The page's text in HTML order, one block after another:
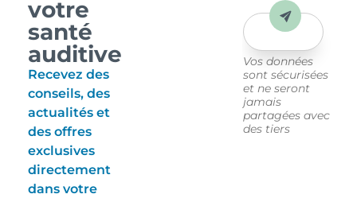
votre
santé
auditive
Recevez des
conseils, des
actualités et
des offres
exclusives
directement
dans votre
Vos données
sont sécurisées
et ne seront
jamais
partagées avec
des tiers
Envoyer